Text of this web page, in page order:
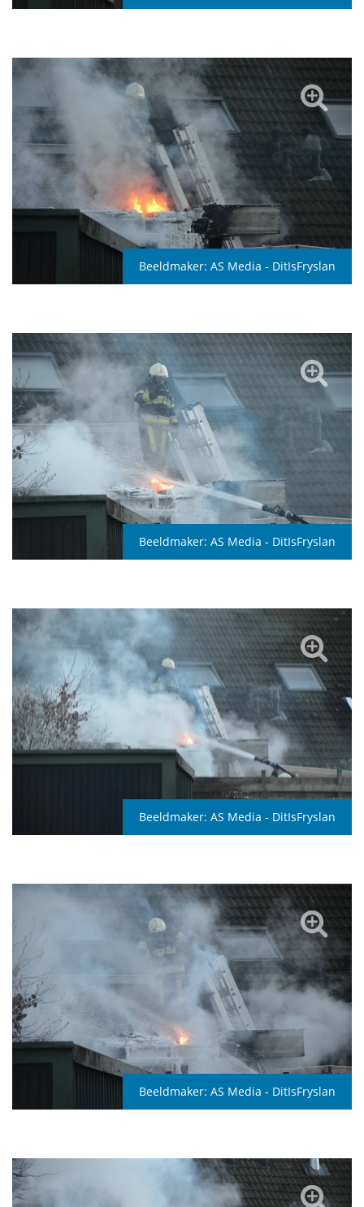
Beeldmaker: AS Media - DitIsFryslan
Beeldmaker: AS Media - DitIsFryslan
Beeldmaker: AS Media - DitIsFryslan
Beeldmaker: AS Media - DitIsFryslan